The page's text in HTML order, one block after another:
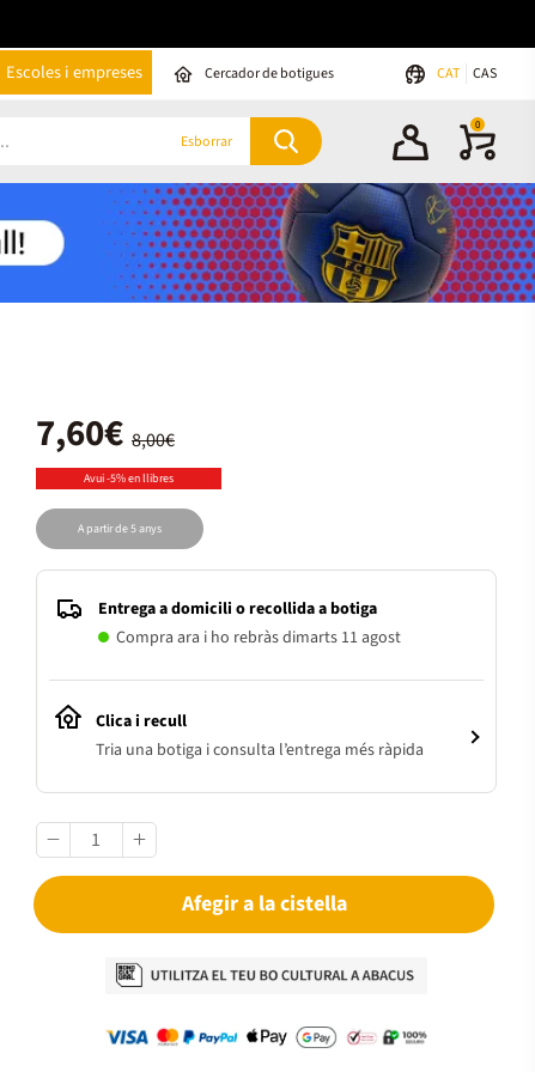
Escoles i empreses Cercador de botigues CAT CAS
Esborrar
0
8,00€
7,60€
Avui -5% en llibres
A partir de 5 anys
Entrega a domicili o recollida a botiga
Compra ara i ho rebràs dimarts 11 agost
Clica i recull
Tria una botiga i consulta l’entrega més ràpida
Afegir a la cistella